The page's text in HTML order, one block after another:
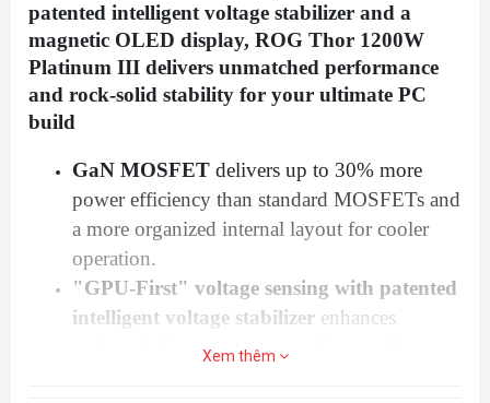
patented intelligent voltage stabilizer and a
magnetic OLED display, ROG Thor 1200W
Platinum III delivers unmatched performance
and rock-solid stability for your ultimate PC
build
GaN MOSFET delivers up to 30% more
power efficiency than standard MOSFETs and
a more organized internal layout for cooler
operation.
"GPU-First" voltage sensing with patented
intelligent voltage stabilizer enhances
voltage delivery to your graphics card by up
Xem thêm